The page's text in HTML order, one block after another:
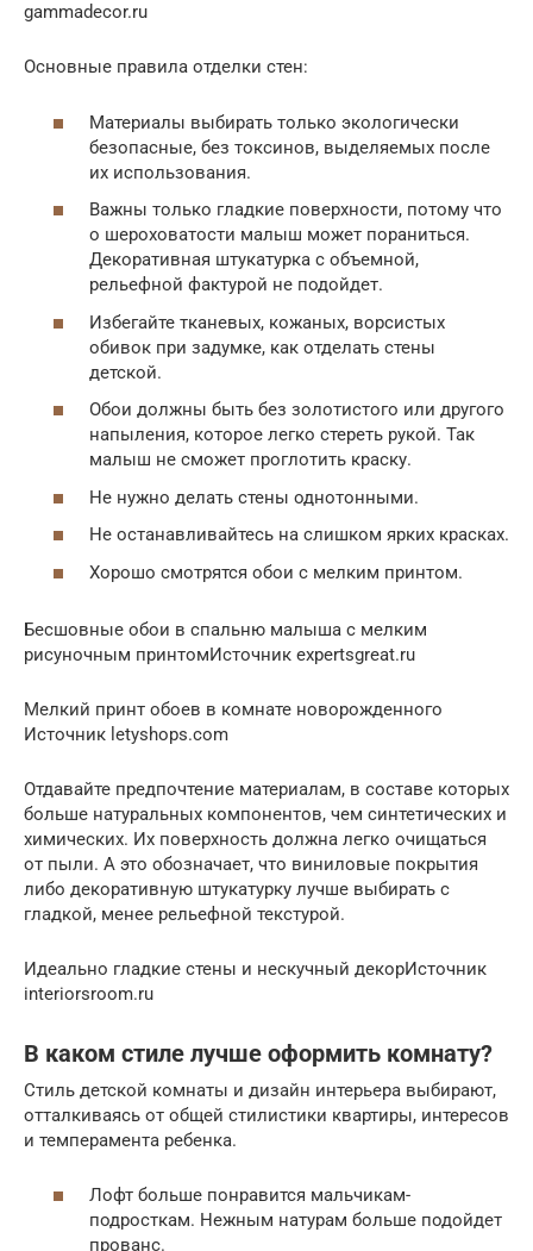
gammadecor.ru
Основные правила отделки стен:
Материалы выбирать только экологически
безопасные, без токсинов, выделяемых после
их использования.
Важны только гладкие поверхности, потому что
о шероховатости малыш может пораниться.
Декоративная штукатурка с объемной,
рельефной фактурой не подойдет.
Избегайте тканевых, кожаных, ворсистых
обивок при задумке, как отделать стены
детской.
Обои должны быть без золотистого или другого
напыления, которое легко стереть рукой. Так
малыш не сможет проглотить краску.
Не нужно делать стены однотонными.
Не останавливайтесь на слишком ярких красках.
Хорошо смотрятся обои с мелким принтом.
Бесшовные обои в спальню малыша с мелким
рисуночным принтомИсточник expertsgreat.ru
Мелкий принт обоев в комнате новорожденного
Источник letyshops.com
Отдавайте предпочтение материалам, в составе которых
больше натуральных компонентов, чем синтетических и
химических. Их поверхность должна легко очищаться
от пыли. А это обозначает, что виниловые покрытия
либо декоративную штукатурку лучше выбирать с
гладкой, менее рельефной текстурой.
Идеально гладкие стены и нескучный декорИсточник
interiorsroom.ru
В каком стиле лучше оформить комнату?
Стиль детской комнаты и дизайн интерьера выбирают,
отталкиваясь от общей стилистики квартиры, интересов
и темперамента ребенка.
Лофт больше понравится мальчикам-
подросткам. Нежным натурам больше подойдет
прованс.